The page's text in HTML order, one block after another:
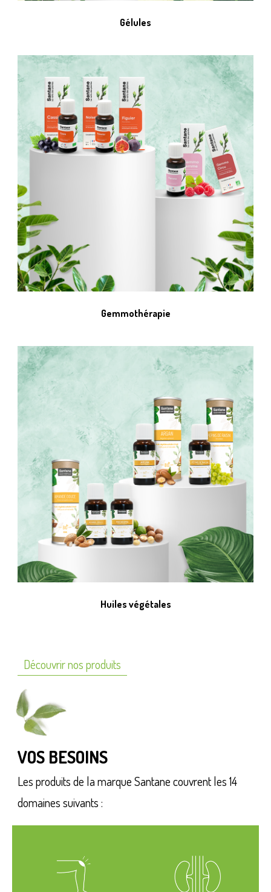
Gélules
Gemmothérapie
Huiles végétales
Découvrir nos produits
VOS BESOINS
Les produits de la marque Santane couvrent les 14
domaines suivants :